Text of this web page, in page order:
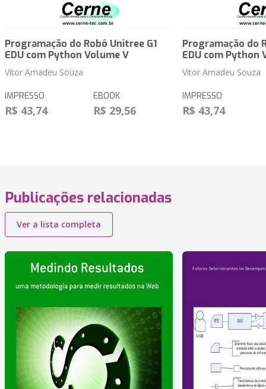
Programação do Robô Unitree G1
EDU com Python Volume V
Vitor Amadeu Souza
IMPRESSO
R$ 43,74
EBOOK
R$ 29,56
Programação do
EDU com Python
Vitor Amadeu Souza
IMPRESSO
R$ 43,74
Publicações relacionadas
Ver a lista completa